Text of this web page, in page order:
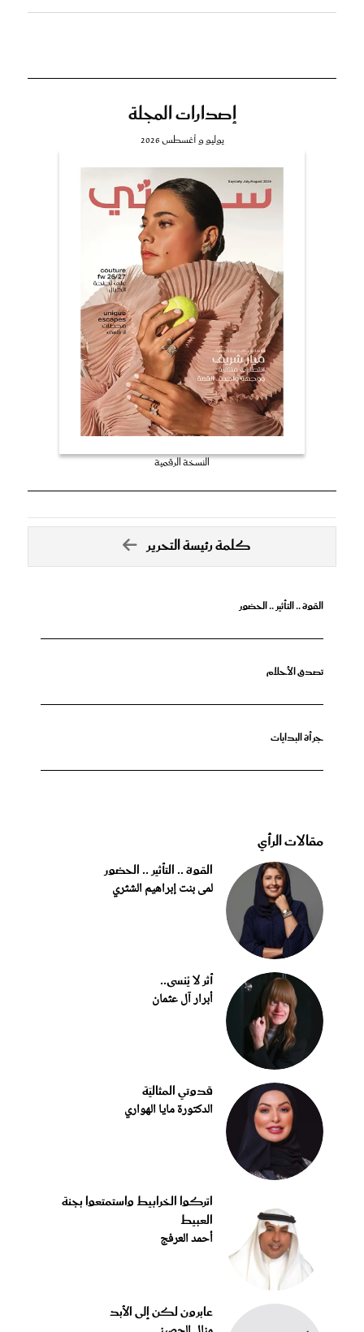
إصدارات المجلة
يوليو و أغسطس 2026
النسخة الرقمية
كلمة رئيسة التحرير
القوة .. التأثير .. الحضور
تصدق الأحلام
جرأة البدايات
مقالات الرأي
القوة .. التأثير .. الحضور
لمى بنت إبراهيم الشثري
أثر لا يُنسى..
أبرار آل عثمان
قدوتي المثاليّة
الدكتورة مايا الهواري
اتركوا الخرابيط واستمتعوا بجنة
العبيط
أحمد العرفج
عابرون لكن إلى الأبد